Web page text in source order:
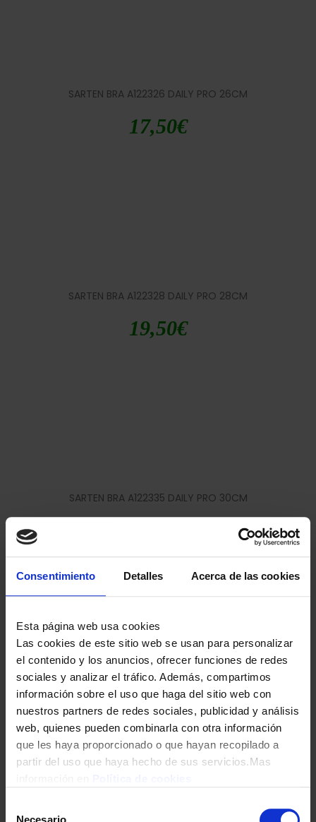
Consentimiento Detalles Acerca de las cookies
Esta página web usa cookies
Las cookies de este sitio web se usan para personalizar
el contenido y los anuncios, ofrecer funciones de redes
sociales y analizar el tráfico. Además, compartimos
información sobre el uso que haga del sitio web con
nuestros partners de redes sociales, publicidad y análisis
web, quienes pueden combinarla con otra información
que les haya proporcionado o que hayan recopilado a
partir del uso que haya hecho de sus servicios.Mas
Necesario
SARTEN BRA A122326 DAILY PRO 26CM
17,50€
SARTEN BRA A122328 DAILY PRO 28CM
19,50€
SARTEN BRA A122335 DAILY PRO 30CM
SARTÉN BRA A431222 EFFICIENT PLUS 22 CM
23,90€